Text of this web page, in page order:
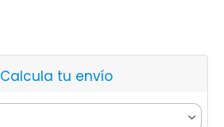
Calcula tu envío